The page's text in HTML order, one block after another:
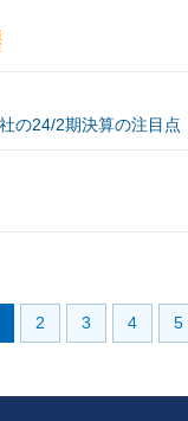
の24/2期決算の注目点
2 3 4 5